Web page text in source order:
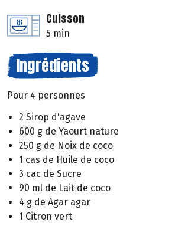
Cuisson
5 min
Ingrédients
Pour 4 personnes
2 Sirop d'agave
600 g de Yaourt nature
250 g de Noix de coco
1 cas de Huile de coco
3 cac de Sucre
90 ml de Lait de coco
4 g de Agar agar
1 Citron vert